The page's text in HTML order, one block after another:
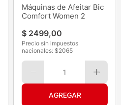
Máquinas de Afeitar Bic
Comfort Women 2
$ 2499,00
Precio sin impuestos
nacionales: $2065
1